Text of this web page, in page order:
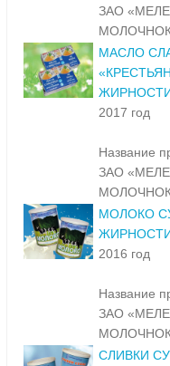
ЗАО
МАСЛО
2017 год
Название
ЗАО
МОЛОКО
2016 год
Название
ЗАО
СЛИВКИ